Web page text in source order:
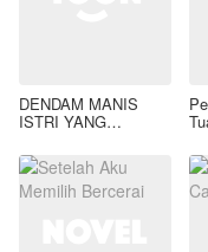
DENDAM MANIS
ISTRI YANG